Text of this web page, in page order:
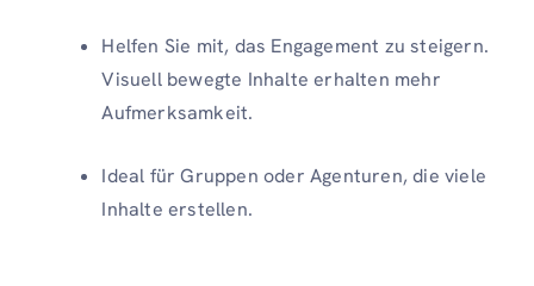
Helfen Sie mit, das Engagement zu steigern.
Visuell bewegte Inhalte erhalten mehr
Aufmerksamkeit.
Ideal für Gruppen oder Agenturen, die viele
Inhalte erstellen.